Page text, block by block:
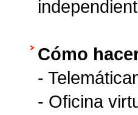
Cómo
-
- Oficina